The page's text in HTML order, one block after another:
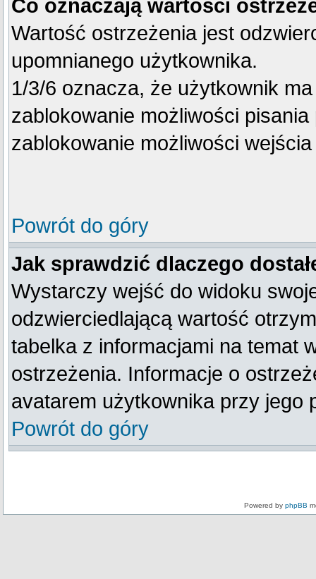
Co oznaczają wartości
Wartość ostrzeżenia jest
upomnianego użytkownika.
1/3/6 oznacza, że użytkownik
zablokowanie możliwości
zablokowanie możliwości
Powrót do góry
Jak sprawdzić dlaczego
Wystarczy wejść do widoku
odzwierciedlającą wartość
tabelka z informacjami na temat
ostrzeżenia. Informacje o
avatarem użytkownika przy jego
Powrót do góry
Powered by phpBB